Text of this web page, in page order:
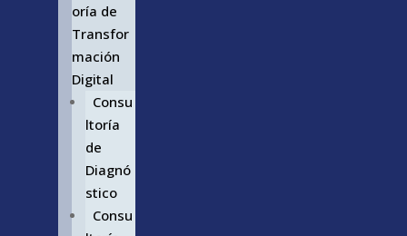
oría de
Transfor
mación
Digital
Consu
ltoría
de
Diagnó
stico
Consu